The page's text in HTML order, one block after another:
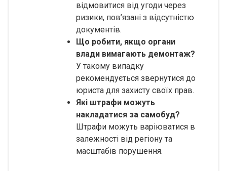
відмовитися від угоди через
ризики, пов’язані з відсутністю
документів.
Що робити, якщо органи
влади вимагають демонтаж?
У такому випадку
рекомендується звернутися до
юриста для захисту своїх прав.
Які штрафи можуть
накладатися за самобуд?
Штрафи можуть варіюватися в
залежності від регіону та
масштабів порушення.